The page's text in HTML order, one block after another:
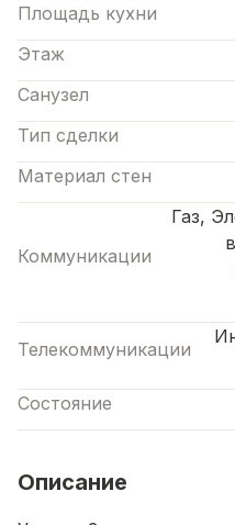
Площадь кухни
Этаж
Санузел
Тип сделки
Материал стен
Коммуникации
Газ,
Телекоммуникации
Состояние
Описание